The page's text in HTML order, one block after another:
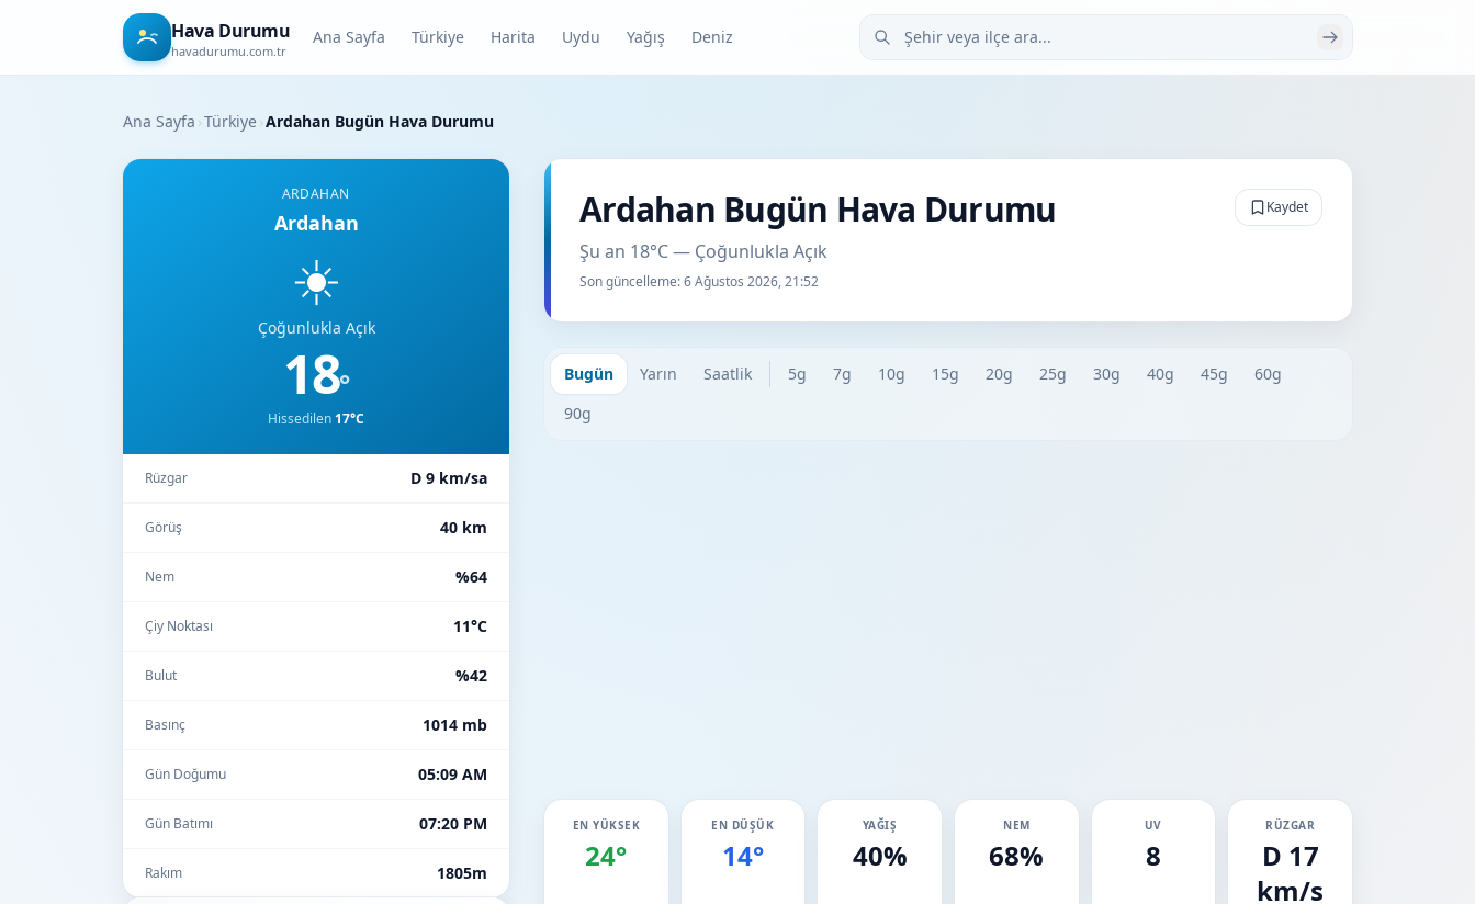
Hava Durumu
havadurumu.com.tr
Ana Sayfa Türkiye Harita Uydu Yağış Deniz Şehir veya ilçe ara
Ana Sayfa ›Türkiye›Ardahan Bugün Hava Durumu
ARDAHAN
Ardahan
☀️
Çoğunlukla Açık
18°
Hissedilen 17°C
Rüzgar D 9 km/sa
Görüş 40 km
Nem %64
Çiy Noktası 11°C
Bulut %42
Basınç 1014 mb
Gün Doğumu 05:09 AM
Gün Batımı 07:20 PM
Rakım 1805m
Ardahan Bugün Hava Durumu
Şu an 18°C — Çoğunlukla Açık
Son güncelleme:6 Ağustos 2026, 21:52
Kaydet
Bugün Yarın Saatlik 5g 7g 10g 15g 20g 25g 30g 40g 45g
60g
90g
EN YÜKSEK
24°
EN DÜŞÜK
14°
YAĞIŞ
40%
NEM
68%
UV
8
RÜZGAR
D 17
km/s